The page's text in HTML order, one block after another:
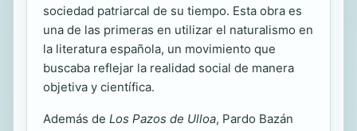
sociedad patriarcal de su tiempo. Esta obra es
una de las primeras en utilizar el naturalismo en
la literatura española, un movimiento que
buscaba reflejar la realidad social de manera
objetiva y científica.
Además de Los Pazos de Ulloa, Pardo Bazán